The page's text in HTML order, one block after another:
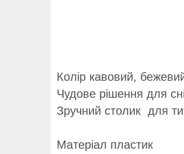
Колір кавовий,
Чудове рішення для
Зручний столик для
Матеріал пластик